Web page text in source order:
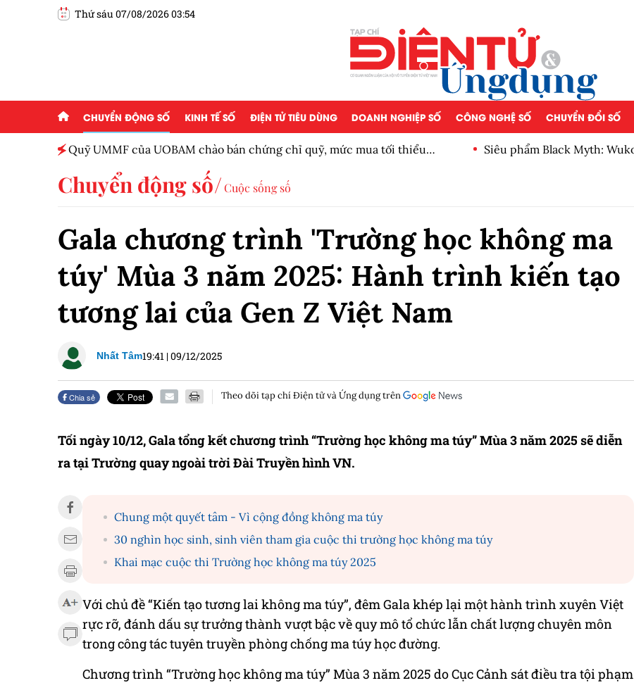
Thứ sáu 07/08/2026 03:54
CHUYỂN ĐỘNG SỐ KINH TẾ SỐ ĐIỆN TỬ TIÊU DÙNG DOANH NGHIỆP SỐ CÔNG NGHỆ SỐ CHUYỂN ĐỔI SỐ
chào bán chứng chỉ quỹ, mức mua tối thiểu Siêu phẩm Black Myth: Wukong giảm giá 30% trên mọi nền tảng
Chuyển động số Cuộc sống số
Gala chương trình 'Trường học không ma
túy' Mùa 3 năm 2025: Hành trình kiến tạo
tương lai của Gen Z Việt Nam
Nhất Tâm19:41 |09/12/2025
Chia sẻ Theo dõi tạp chí Điện tử và Ứng dụng trên
Tối ngày 10/12, Gala tổng kết chương trình “Trường học không ma túy” Mùa 3 năm 2025 sẽ diễn
ra tại Trường quay ngoài trời Đài Truyền hình VN.
Chung một quyết tâm - Vì cộng đồng không ma túy
30 nghìn học sinh, sinh viên tham gia cuộc thi trường học không ma túy
Khai mạc cuộc thi Trường học không ma túy 2025
Với chủ đề “Kiến tạo tương lai không ma túy”, đêm Gala khép lại một hành trình xuyên Việt
rực rỡ, đánh dấu sự trưởng thành vượt bậc về quy mô tổ chức lẫn chất lượng chuyên môn
trong công tác tuyên truyền phòng chống ma túy học đường.
Chương trình “Trường học không ma túy” Mùa 3 năm 2025 do Cục Cảnh sát điều tra tội phạm